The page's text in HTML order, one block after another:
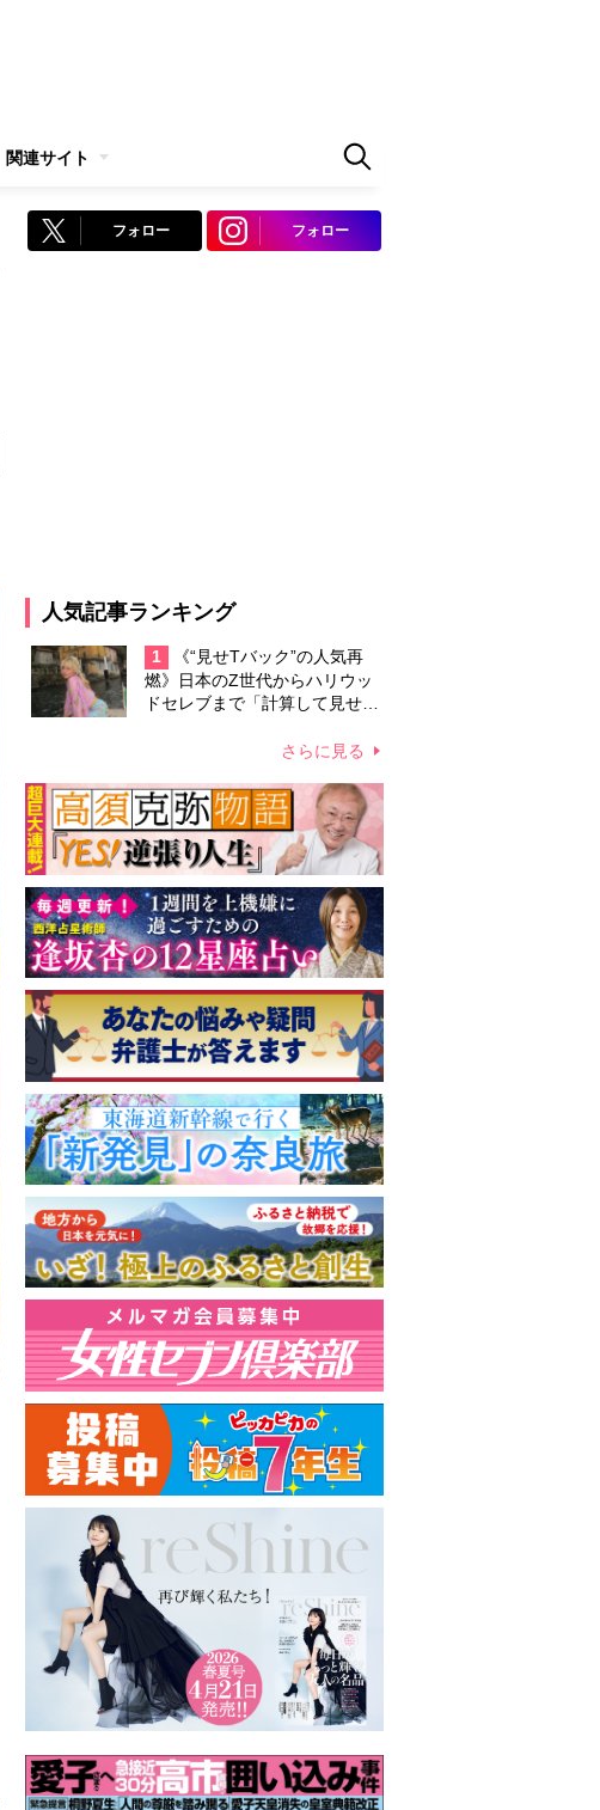
関連サイト
フォロー フォロー
人気記事ランキング
1
《“見せTバック”の人気再
燃》日本のZ世代からハリウッ
ドセレブまで「計算して見せ
さらに見る